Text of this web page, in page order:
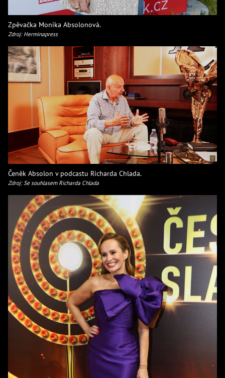
Zpěvačka Monika Absolonová.
Zdroj: Herminapress
Čeněk Absolon v podcastu Richarda Chlada.
Zdroj: Se souhlasem Richarda Chlada